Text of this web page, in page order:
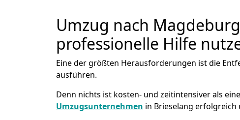
Umzug nach
professionelle Hilfe
Eine der größten Herausforderungen ist die
ausführen.
Denn nichts ist kosten- und zeitintensiver als
Umzugsunternehmen in Brieselang erfolgreich